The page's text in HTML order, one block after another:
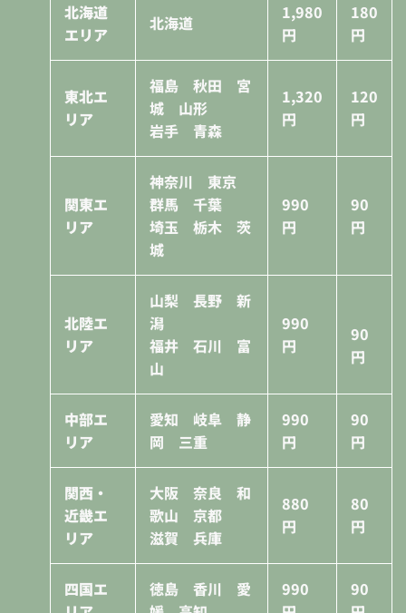
北海道
エリア
北海道
1,980
円
180
円
東北エ
リア
福島 秋田 宮
城 山形
岩手 青森
1,320
円
120
円
関東エ
リア
神奈川 東京
群馬 千葉
埼玉 栃木 茨
城
990
円
90
円
北陸エ
リア
山梨 長野 新
潟
福井 石川 富
山
990
円
90
円
中部エ
リア
愛知 岐阜 静
岡 三重
990
円
90
円
関西・
近畿エ
リア
大阪 奈良 和
歌山 京都
滋賀 兵庫
880
円
80
円
四国エ
徳島 香川 愛
990
90